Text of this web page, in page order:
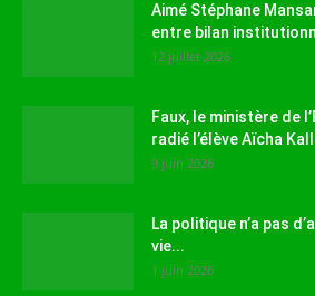
Aimé Stéphane
entre bilan
12 juillet 2026
Faux, le ministère de
radié l’élève Aïcha
9 juin 2026
La politique n’a pas
vie...
1 juin 2026